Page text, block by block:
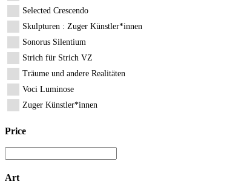
Selected Crescendo
Skulpturen : Zuger Künstler*innen
Sonorus Silentium
Strich für Strich VZ
Träume und andere Realitäten
Voci Luminose
Zuger Künstler*innen
Price
Art